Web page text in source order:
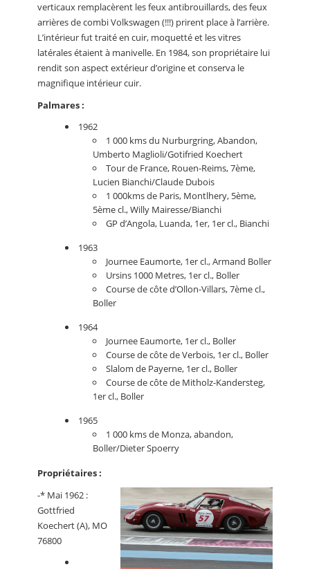
verticaux remplacèrent les feux antibrouillards, des feux
arrières de combi Volkswagen (!!!) prirent place à l’arrière.
L’intérieur fut traité en cuir, moquetté et les vitres
latérales étaient à manivelle. En 1984, son propriétaire lui
rendit son aspect extérieur d’origine et conserva le
magnifique intérieur cuir.
Palmares :
1962
1 000 kms du Nurburgring, Abandon,
Umberto Maglioli/Gotifried Koechert
Tour de France, Rouen-Reims, 7ème,
Lucien Bianchi/Claude Dubois
1 000kms de Paris, Montlhery, 5ème,
5ème cl., Willy Mairesse/Bianchi
GP d’Angola, Luanda, 1er, 1er cl., Bianchi
1963
Journee Eaumorte, 1er cl., Armand Boller
Ursins 1000 Metres, 1er cl., Boller
Course de côte d’Ollon-Villars, 7ème cl.,
Boller
1964
Journee Eaumorte, 1er cl., Boller
Course de côte de Verbois, 1er cl., Boller
Slalom de Payerne, 1er cl., Boller
Course de côte de Mitholz-Kandersteg,
1er cl., Boller
1965
1 000 kms de Monza, abandon,
Boller/Dieter Spoerry
Propriétaires :
-* Mai 1962 :
Gottfried
Koechert (A), MO
76800